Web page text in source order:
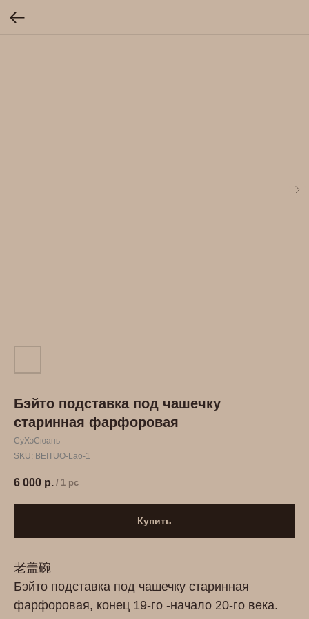
Бэйто подставка под чашечку
старинная фарфоровая
СуХэСюань
SKU: BEITUO-Lao-1
6 000 р. / 1 pc
Купить
老盖碗
Бэйто подставка под чашечку старинная
фарфоровая, конец 19-го -начало 20-го века.